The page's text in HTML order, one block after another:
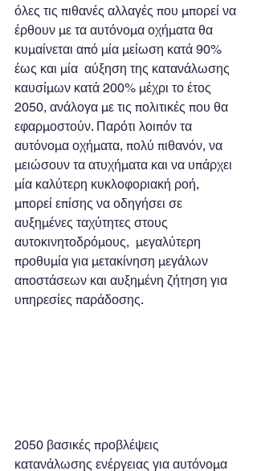
όλες τις πιθανές αλλαγές που μπορεί να
έρθουν με τα αυτόνομα οχήματα θα
κυμαίνεται από μία μείωση κατά 90%
έως και μία  αύξηση της κατανάλωσης
καυσίμων κατά 200% μέχρι το έτος
2050, ανάλογα με τις πολιτικές που θα
εφαρμοστούν. Παρότι λοιπόν τα
αυτόνομα οχήματα, πολύ πιθανόν, να
μειώσουν τα ατυχήματα και να υπάρχει
μία καλύτερη κυκλοφοριακή ροή,
μπορεί επίσης να οδηγήσει σε
αυξημένες ταχύτητες στους
αυτοκινητοδρόμους,  μεγαλύτερη
προθυμία για μετακίνηση μεγάλων
αποστάσεων και αυξημένη ζήτηση για
υπηρεσίες παράδοσης.
2050 βασικές προβλέψεις
κατανάλωσης ενέργειας για αυτόνομα